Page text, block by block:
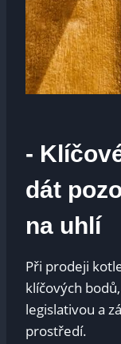
-‍
dát
‍na uhlí
Při‍ prodeji⁤
klíčových
legislativou‍ a
prostředí.